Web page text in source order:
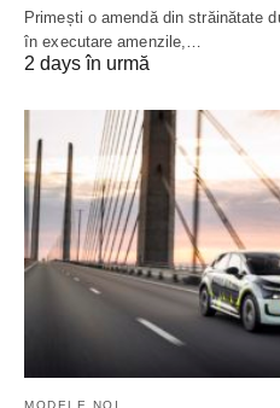
Primești o amendă din străinătate
în executare amenzile,…
2 days în urmă
MODELE NOI